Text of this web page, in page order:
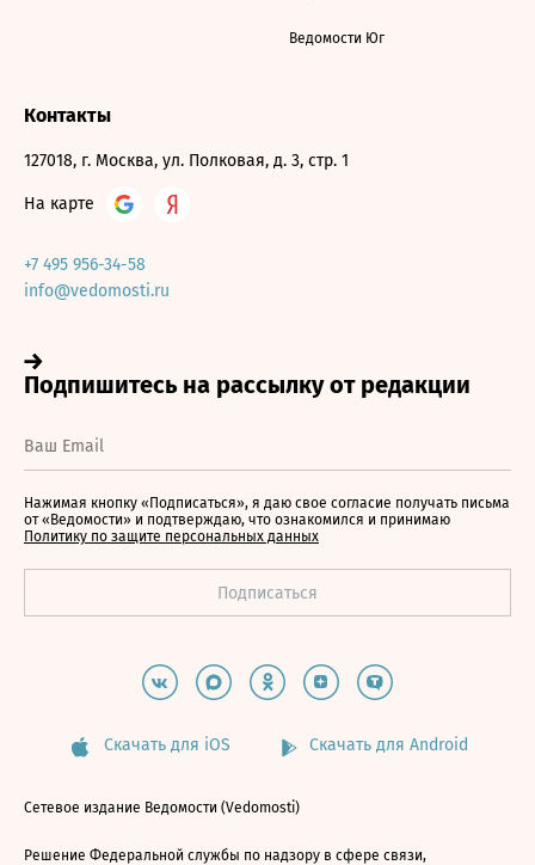
Ведомости Юг
Контакты
127018, г. Москва, ул. Полковая, д. 3, стр. 1
На карте
+7 495 956-34-58
info@vedomosti.ru
Нажимая кнопку «Подписаться», я даю свое согласие получать письма
от «Ведомости» и подтверждаю, что ознакомился и принимаю
Политику по защите персональных данных
Скачать для iOS Скачать для Android
Сетевое издание Ведомости (Vedomosti)
Решение Федеральной службы по надзору в сфере связи,